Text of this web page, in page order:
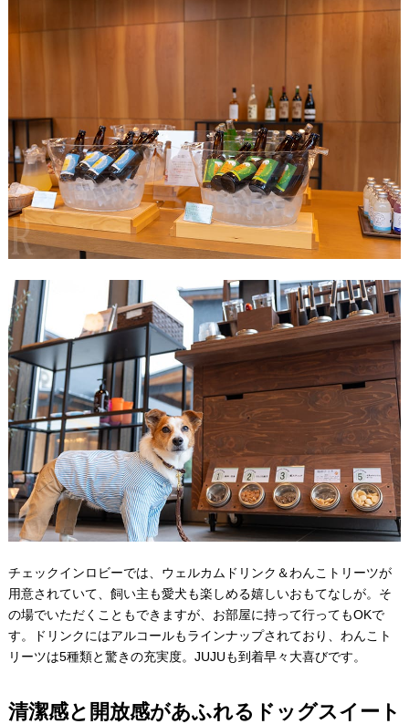
チェックインロビーでは、ウェルカムドリンク＆わんこトリーツが
用意されていて、飼い主も愛犬も楽しめる嬉しいおもてなしが。そ
の場でいただくこともできますが、お部屋に持って行ってもOKで
す。ドリンクにはアルコールもラインナップされており、わんこト
リーツは5種類と驚きの充実度。JUJUも到着早々大喜びです。
清潔感と開放感があふれるドッグスイート